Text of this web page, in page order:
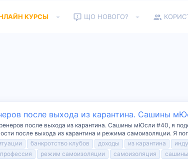
КУРСЫ ЩО НОВОГО?
после выхода из карантина. Сашины
после выхода из карантина. Сашины мЮсли #40, я
после выхода из карантина и режима самоизоляции. Я
банкротство клубов доходы из карантина
профессия режим самоизоляции самоизоляция